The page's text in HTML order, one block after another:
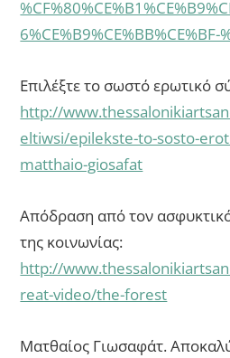
6%CE%B9%CE%BB%CE%BF-
Επιλέξτε το σωστό ερωτικό
http://
eltiwsi/epilekste-to-sosto-
matthaio-giosafat
Απόδραση από τον
της κοινωνίας:
http://
reat-video/the-forest
Ματθαίος Γιωσαφάτ.